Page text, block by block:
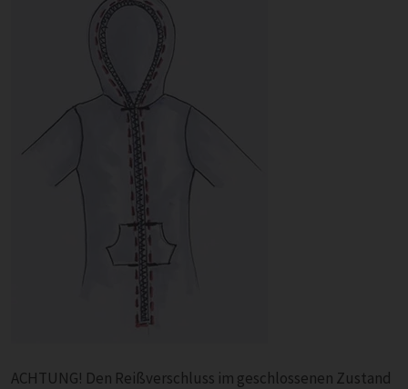
ACHTUNG! Den Reißverschluss im geschlossenen Zustand